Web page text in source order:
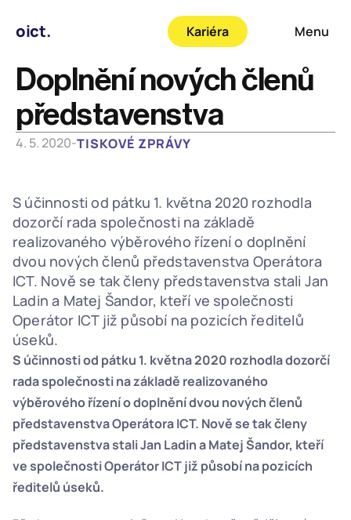
Doplnění nových členů
představenstva
4. 5. 2020-TISKOVÉ ZPRÁVY
S účinnosti od pátku 1. května 2020 rozhodla
dozorčí rada společnosti na základě
realizovaného výběrového řízení o doplnění
dvou nových členů představenstva Operátora
ICT. Nově se tak členy představenstva stali Jan
Ladin a Matej Šandor, kteří ve společnosti
Operátor ICT již působí na pozicích ředitelů
úseků.
S účinnosti od pátku 1. května 2020 rozhodla dozorčí
rada společnosti na základě realizovaného
výběrového řízení o doplnění dvou nových členů
představenstva Operátora ICT. Nově se tak členy
představenstva stali Jan Ladin a Matej Šandor, kteří
ve společnosti Operátor ICT již působí na pozicích
ředitelů úseků.
Kariéra Menu
oict.